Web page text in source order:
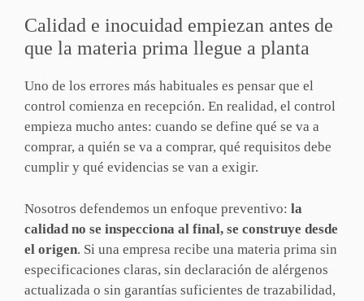
Calidad e inocuidad empiezan antes de
que la materia prima llegue a planta
Uno de los errores más habituales es pensar que el
control comienza en recepción. En realidad, el control
empieza mucho antes: cuando se define qué se va a
comprar, a quién se va a comprar, qué requisitos debe
cumplir y qué evidencias se van a exigir.
Nosotros defendemos un enfoque preventivo: la
calidad no se inspecciona al final, se construye desde
el origen. Si una empresa recibe una materia prima sin
especificaciones claras, sin declaración de alérgenos
actualizada o sin garantías suficientes de trazabilidad,